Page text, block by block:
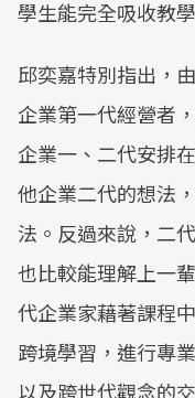
學生能完全吸收教
邱奕嘉特別指出，
企業第一代經營者
企業一、二代安排
他企業二代的想法
法。反過來說，二
也比較能理解上一
代企業家藉著課程
跨境學習，進行專
以及跨世代觀念的